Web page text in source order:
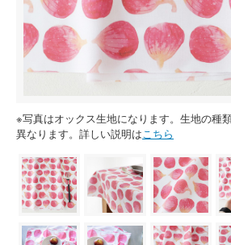
※写真はオックス生地になります。生地の種
異なります。詳しい説明はこちら